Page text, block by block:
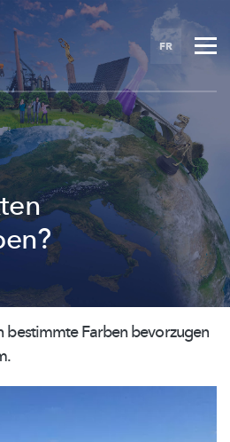
FR
bestimmte Farben bevorzugen